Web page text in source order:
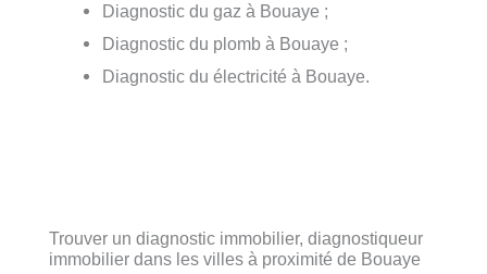
Diagnostic du gaz à Bouaye ;
Diagnostic du plomb à Bouaye ;
Diagnostic du électricité à Bouaye.
Trouver un diagnostic immobilier, diagnostiqueur
immobilier dans les villes à proximité de Bouaye